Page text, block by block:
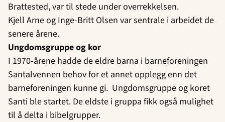
Brattested, var til stede under overrekkelsen.
Kjell Arne og Inge-Britt Olsen var sentrale i arbeidet de
senere årene.
Ungdomsgruppe og kor
I 1970-årene hadde de eldre barna i barneforeningen
Santalvennen behov for et annet opplegg enn det
barneforeningen kunne gi. Ungdomsgruppe og koret
Santi ble startet. De eldste i gruppa fikk også mulighet
til å delta i bibelgrupper.